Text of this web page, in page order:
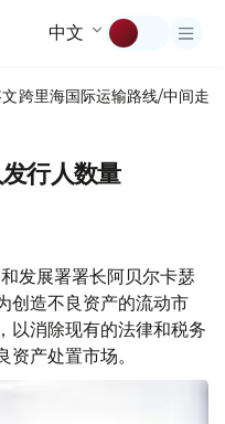
中文
跨里海国际运输路线/中间走廊
行人数量
发展署署长阿贝尔卡瑟
创造不良资产的流动市
以消除现有的法律和税务
产处置市场。